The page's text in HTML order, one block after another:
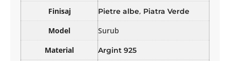
Finisaj Pietre albe, Piatra Verde
Model
Surub
Material
Argint 925